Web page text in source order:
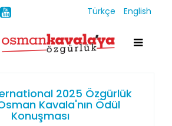
Türkçe English
2025 Özgürlük
Kavala'nın Ödül
Konuşması